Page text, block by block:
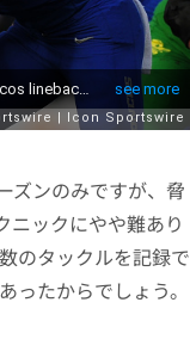
ズンのみですが、脅
ニックにやや難あり
のタックルを記録で
ったからでしょう。